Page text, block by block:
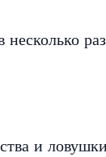
раз
и